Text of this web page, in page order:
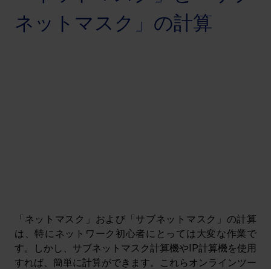
ネットマスク」の計算
「ネットマスク」および「サブネットマスク」の計算
は、特にネットワーク初心者にとっては大変な作業で
す。しかし、サブネットマスク計算機やIP計算機を使用
すれば、簡単に計算ができます。これらオンラインツー